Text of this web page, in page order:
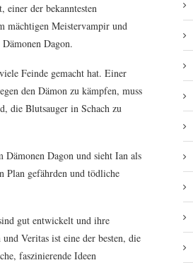
einer der bekanntesten
mächtigen Meistervampir und
Dagon.
Feinde gemacht hat. Einer
den Dämon zu kämpfen, muss
die Blutsauger in Schach zu
Dämonen Dagon und sieht Ian als
Plan gefährden und tödliche
gut entwickelt und ihre
Veritas ist eine der besten, die
faszinierende Ideen